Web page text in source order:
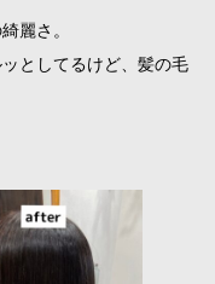
麗さ。
としてるけど、髪の毛